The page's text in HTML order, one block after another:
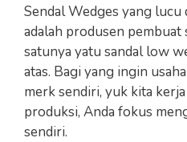
Sendal Wedges yang lucu
adalah produsen pembuat
satunya yatu sandal low
atas. Bagi yang ingin
merk sendiri, yuk kita
produksi, Anda fokus
sendiri.